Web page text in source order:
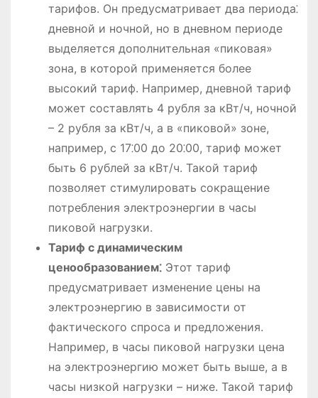
тарифов. Он предусматривает два периода⁚
дневной и ночной, но в дневном периоде
выделяется дополнительная «пиковая»
зона, в которой применяется более
высокий тариф. Например, дневной тариф
может составлять 4 рубля за кВт/ч, ночной
– 2 рубля за кВт/ч, а в «пиковой» зоне,
например, с 17⁚00 до 20⁚00, тариф может
быть 6 рублей за кВт/ч. Такой тариф
позволяет стимулировать сокращение
потребления электроэнергии в часы
пиковой нагрузки.
Тариф с динамическим
ценообразованием⁚Этот тариф
предусматривает изменение цены на
электроэнергию в зависимости от
фактического спроса и предложения.
Например, в часы пиковой нагрузки цена
на электроэнергию может быть выше, а в
часы низкой нагрузки – ниже. Такой тариф